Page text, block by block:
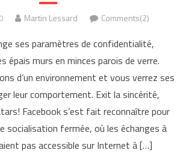
Martin Lessard Comments(2)
ses paramètres de confidentialité,
épais murs en minces parois de verre.
d’un environnement et vous verrez ses
leur comportement. Exit la sincérité,
Facebook s’est fait reconnaître pour
socialisation fermée, où les échanges à
pas accessible sur Internet à […]